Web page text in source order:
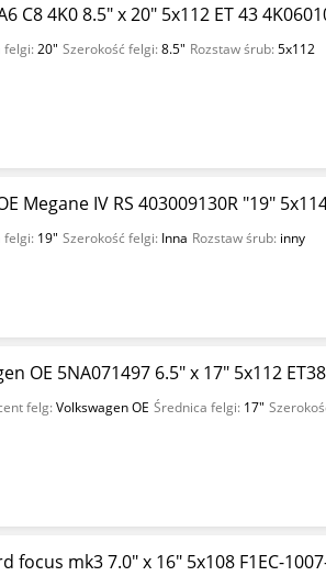
C8 4K0 8.5" x 20" 5x112 ET 43
felgi:20" Szerokość felgi:8.5" Rozstaw śrub:5x112
Megane IV RS 403009130R "19"
felgi: 19" Szerokość felgi: Inna Rozstaw śrub: inny
OE 5NA071497 6.5" x 17" 5x112
felg:Volkswagen OE Średnica felgi: 17"
focus mk3 7.0" x 16" 5x108 F1EC-